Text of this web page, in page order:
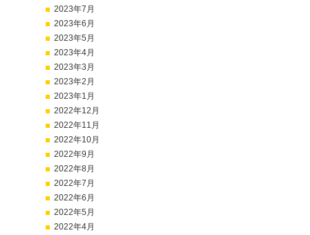
2023年7月
2023年6月
2023年5月
2023年4月
2023年3月
2023年2月
2023年1月
2022年12月
2022年11月
2022年10月
2022年9月
2022年8月
2022年7月
2022年6月
2022年5月
2022年4月